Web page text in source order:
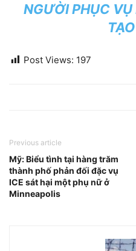
NGƯỜI PHỤC
Post Views: 197
Previous article
Mỹ: Biểu tình tại hàng trăm
thành phố phản đối đặc vụ
ICE sát hại một phụ nữ ở
Minneapolis